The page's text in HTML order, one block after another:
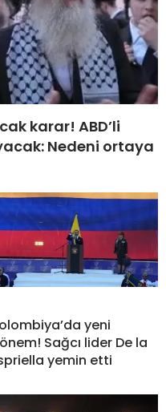
karar! ABD’li
Nedeni ortaya
yeni
Sağcı lider De la
yemin etti